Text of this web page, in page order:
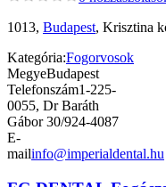
1013, Budapest, Krisztina
Kategória:Fogorvosok
MegyeBudapest
Telefonszám1-225-
0055, Dr Baráth
Gábor 30/924-4087
E-
mailinfo@imperialdental.hu